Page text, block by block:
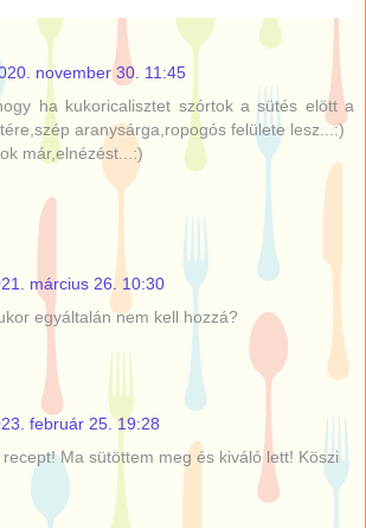
november 30. 11:45
ha kukoricalisztet szórtok a sütés elött a
aranysárga,ropogós felülete lesz...:)
már,elnézést...:)
március 26. 10:30
egyáltalán nem kell hozzá?
február 25. 19:28
Ma sütöttem meg és kiváló lett! Köszi